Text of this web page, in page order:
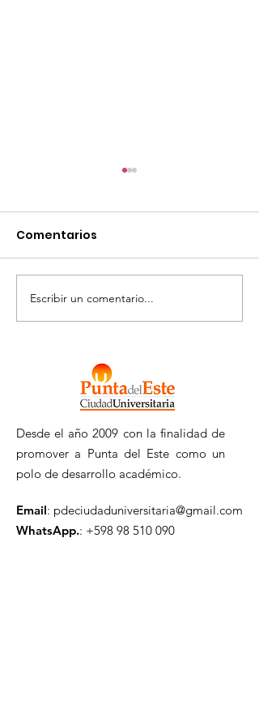
Llamado Tarjeta
Macro 2026
Comentarios
Escribir un comentario...
Desde el año 2009 con la finalidad de
promover a Punta del Este como un
polo de desarrollo académico.
Email: pdeciudaduniversitaria@gmail.com
WhatsApp.: +598 98 510 090